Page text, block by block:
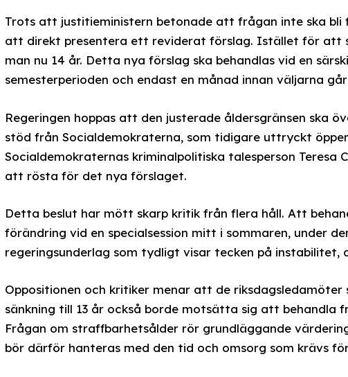
Trots att justitieministern betonade att frågan inte ska bli
att direkt presentera ett reviderat förslag. Istället för att
man nu 14 år. Detta nya förslag ska behandlas vid en
semesterperioden och endast en månad innan väljarna
Regeringen hoppas att den justerade åldersgränsen ska
stöd från Socialdemokraterna, som tidigare uttryckt
Socialdemokraternas kriminalpolitiska talesperson
att rösta för det nya förslaget.
Detta beslut har mött skarp kritik från flera håll. Att
förändring vid en specialsession mitt i sommaren, under
regeringsunderlag som tydligt visar tecken på instabilitet,
Oppositionen och kritiker menar att de
sänkning till 13 år också borde motsätta sig att behandla
Frågan om straffbarhetsålder rör grundläggande
bör därför hanteras med den tid och omsorg som krävs